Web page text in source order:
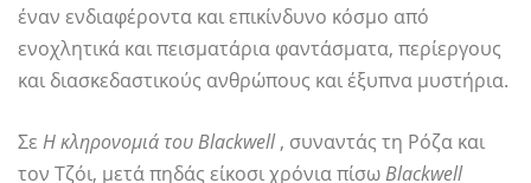
έναν ενδιαφέροντα και επικίνδυνο κόσμο από
ενοχλητικά και πεισματάρια φαντάσματα, περίεργους
και διασκεδαστικούς ανθρώπους και έξυπνα μυστήρια.
Σε Η κληρονομιά του Blackwell, συναντάς τη Ρόζα και
τον Τζόι, μετά πηδάς είκοσι χρόνια πίσωBlackwell